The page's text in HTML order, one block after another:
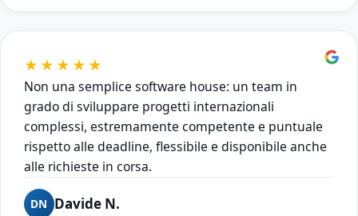
★★★★★
Non una semplice software house: un team in
grado di sviluppare progetti internazionali
complessi, estremamente competente e puntuale
rispetto alle deadline, flessibile e disponibile anche
alle richieste in corsa.
DN Davide N.